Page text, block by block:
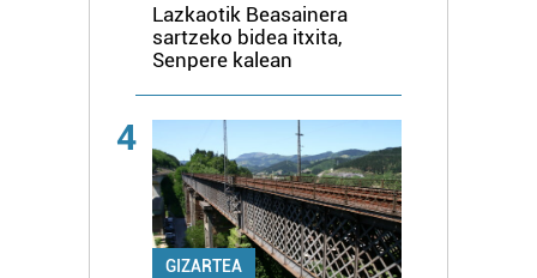
Lazkaotik Beasainera
sartzeko bidea itxita,
Senpere kalean
4
GIZARTEA